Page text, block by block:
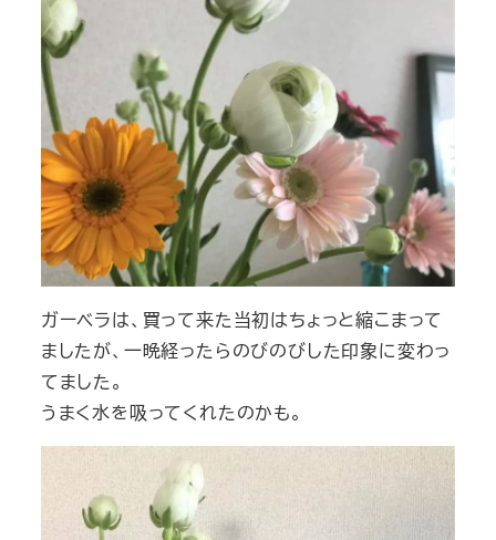
ガーベラは、買って来た当初はちょっと縮こまって
ましたが、一晩経ったらのびのびした印象に変わっ
てました。
うまく水を吸ってくれたのかも。